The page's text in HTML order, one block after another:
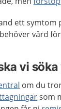
ett symtom
vård
vi söka
om du
som